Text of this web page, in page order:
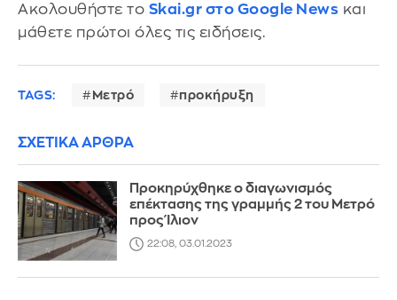
Ακολουθήστε το Skai.gr στο Google News και
μάθετε πρώτοι όλες τις ειδήσεις.
TAGS: Μετρό προκήρυξη
ΣΧΕΤΙΚΑ ΑΡΘΡΑ
Προκηρύχθηκε ο διαγωνισμός
επέκτασης της γραμμής 2 του Μετρό
προς Ίλιον
22:08, 03.01.2023